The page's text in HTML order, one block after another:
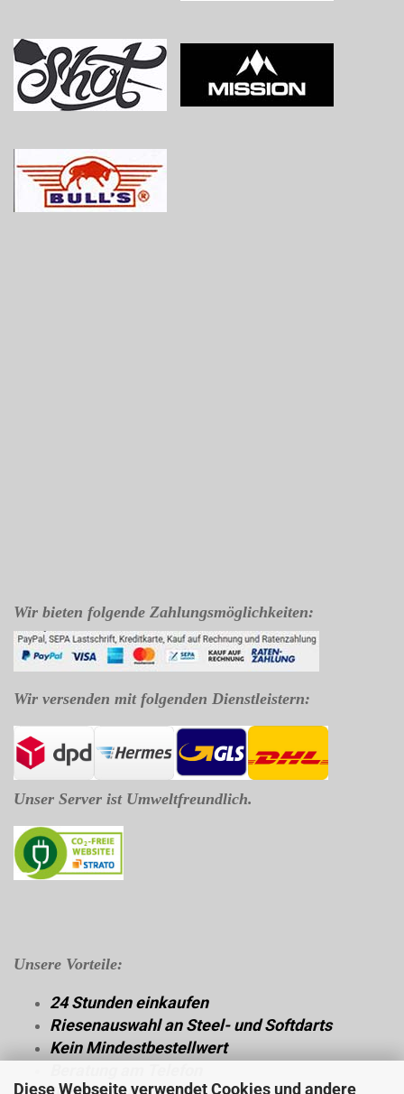
Diese Webseite verwendet Cookies und andere
Wir bieten folgende Zahlungsmöglichkeiten:
Wir versenden mit folgenden Dienstleistern:
Unser Server ist Umweltfreundlich.
Unsere Vorteile:
24 Stunden einkaufen
Riesenauswahl an Steel- und Softdarts
Kein Mindestbestellwert